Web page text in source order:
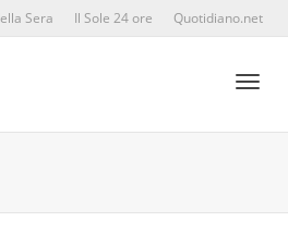
Sera Il Sole 24 ore Quotidiano.net